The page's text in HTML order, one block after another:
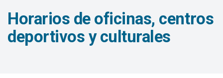
Horarios de oficinas, centros
deportivos y culturales